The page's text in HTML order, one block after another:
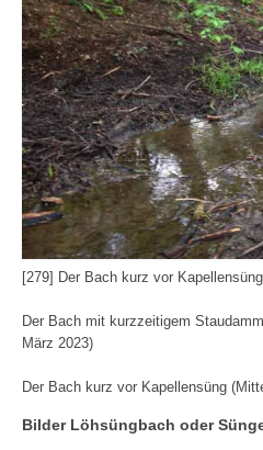
[279] Der Bach kurz vor
Der Bach mit kurzzeitigem
März 2023)
Der Bach kurz vor Kapellensüng
Bilder Löhsüngbach oder